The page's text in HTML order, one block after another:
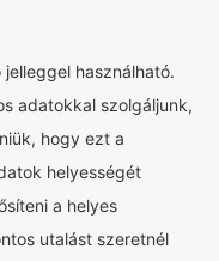
használható.
adatokkal szolgáljunk,
hogy ezt a
helyességét
a helyes
utalást szeretnél